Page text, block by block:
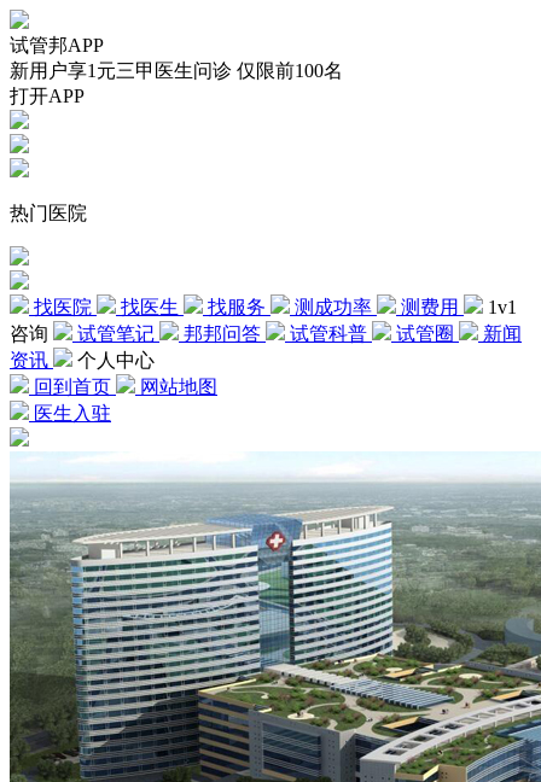
试管邦APP
新用户享1元三甲医生问诊 仅限前100名
打开APP
热门医院
找医院 找医生 找服务 测成功率 测费用
1v1
咨询
试管笔记 邦邦问答 试管科普 试管圈
新闻
资讯
个人中心
回到首页
网站地图
医生入驻